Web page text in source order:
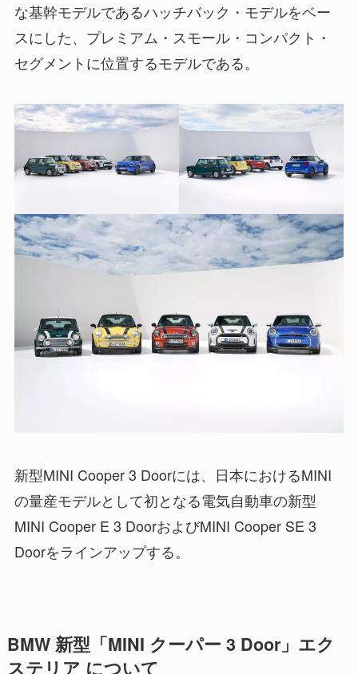
な基幹モデルであるハッチバック・モデルをベー
スにした、プレミアム・スモール・コンパクト・
セグメントに位置するモデルである。
新型MINI Cooper 3 Doorには、日本におけるMINI
の量産モデルとして初となる電気自動車の新型
MINI Cooper E 3 DoorおよびMINI Cooper SE 3
Doorをラインアップする。
BMW 新型「MINI クーパー 3 Door」エク
ステリア について